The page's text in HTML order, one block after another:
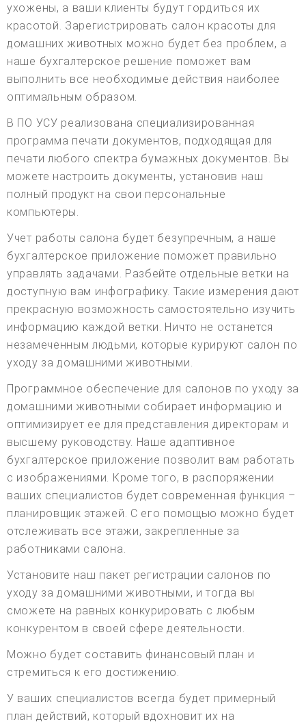
ухожены, а ваши клиенты будут гордиться их
красотой. Зарегистрировать салон красоты для
домашних животных можно будет без проблем, а
наше бухгалтерское решение поможет вам
выполнить все необходимые действия наиболее
оптимальным образом.
В ПО УСУ реализована специализированная
программа печати документов, подходящая для
печати любого спектра бумажных документов. Вы
можете настроить документы, установив наш
полный продукт на свои персональные
компьютеры.
Учет работы салона будет безупречным, а наше
бухгалтерское приложение поможет правильно
управлять задачами. Разбейте отдельные ветки на
доступную вам инфографику. Такие измерения дают
прекрасную возможность самостоятельно изучить
информацию каждой ветки. Ничто не останется
незамеченным людьми, которые курируют салон по
уходу за домашними животными.
Программное обеспечение для салонов по уходу за
домашними животными собирает информацию и
оптимизирует ее для представления директорам и
высшему руководству. Наше адаптивное
бухгалтерское приложение позволит вам работать
с изображениями. Кроме того, в распоряжении
ваших специалистов будет современная функция –
планировщик этажей. С его помощью можно будет
отслеживать все этажи, закрепленные за
работниками салона.
Установите наш пакет регистрации салонов по
уходу за домашними животными, и тогда вы
сможете на равных конкурировать с любым
конкурентом в своей сфере деятельности.
Можно будет составить финансовый план и
стремиться к его достижению.
У ваших специалистов всегда будет примерный
план действий, который вдохновит их на